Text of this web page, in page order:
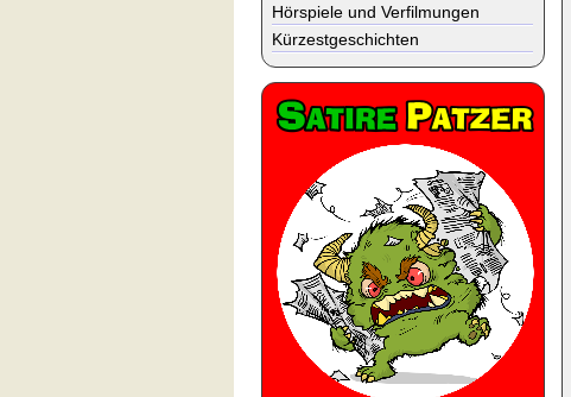
Hörspiele und Verfilmungen
Kürzestgeschichten